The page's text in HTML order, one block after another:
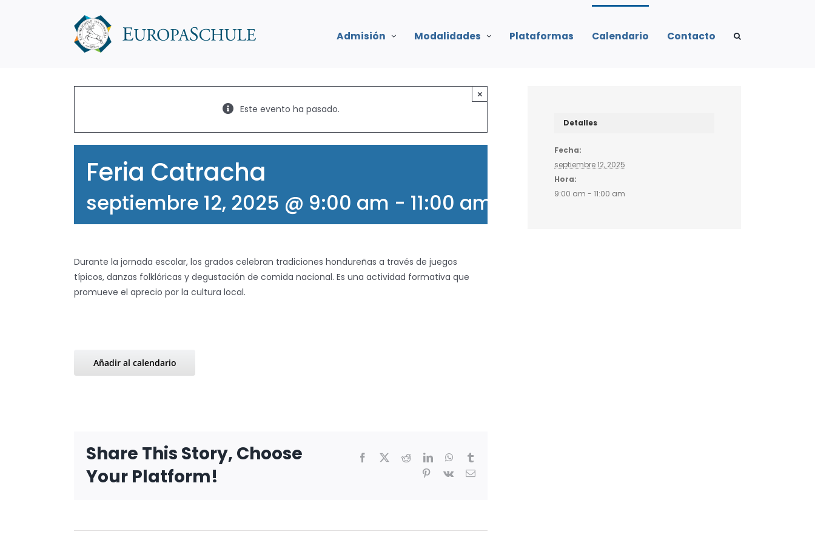
Admisión Modalidades Plataformas Calendario Contacto
Este evento ha pasado.
×
Feria Catracha
septiembre 12, 2025 @ 9:00 am - 11:00 am
Durante la jornada escolar, los grados celebran tradiciones hondureñas a través de juegos
típicos, danzas folklóricas y degustación de comida nacional. Es una actividad formativa que
promueve el aprecio por la cultura local.
Añadir al calendario
Share This Story, Choose
Your Platform!
Facebook RedditLinkedInWhatsApp
Pinterest
Vk
Correo
Detalles
Fecha:
septiembre 12, 2025
Hora:
9:00 am - 11:00 am